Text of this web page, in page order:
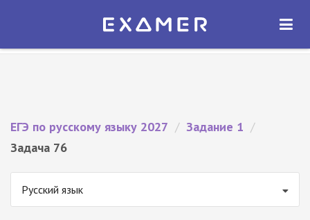
Экзамер — ЕГЭ 2027
ОТКРЫТЬ
ЕГЭ по русскому языку 2027 / Задание 1 /
Задача 76
Русский язык